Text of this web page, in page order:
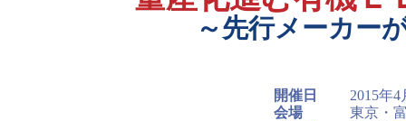
～先行メーカー
開催日
2015年
会場
東京・